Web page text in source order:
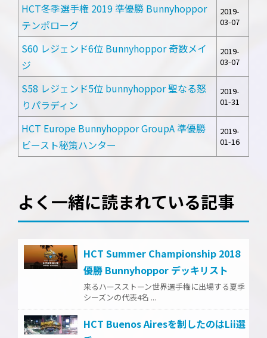
HCT冬季選手権 2019 準優勝 Bunnyhoppor
テンポローグ
2019-
03-07
S60 レジェンド6位 Bunnyhoppor 奇数メイ
ジ
2019-
03-07
S58 レジェンド5位 bunnyhoppor 聖なる怒
りパラディン
2019-
01-31
HCT Europe Bunnyhoppor GroupA 準優勝
ビースト秘策ハンター
2019-
01-16
よく一緒に読まれている記事
HCT Summer Championship 2018
優勝 Bunnyhoppor デッキリスト
来るハースストーン世界選手権に出場する夏季
シーズンの代表4名 ...
HCT Buenos Airesを制したのはLii選